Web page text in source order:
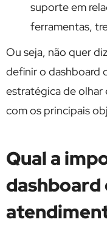
suporte em
ferramentas,
Ou seja, não quer
definir o dashboard
estratégica de olhar
com os principais
Qual a
dashboard